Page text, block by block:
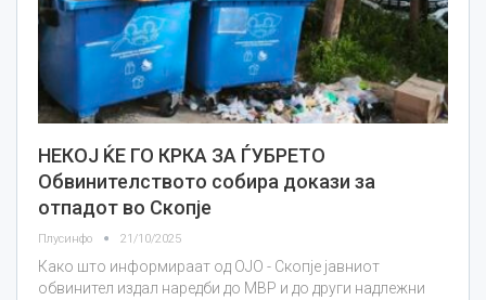
НЕКОЈ ЌЕ ГО КРКА ЗА ЃУБРЕТО
Обвинителството собира докази за
отпадот во Скопје
Плусинфо 21/10/2025
Како што информираат од ОЈО - Скопје јавниот
обвинител издал наредби до МВР и до други надлежни